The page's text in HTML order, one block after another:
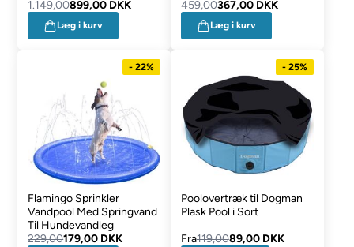
1.149,00899,00 DKK
Læg i kurv
459,00367,00 DKK
Læg i kurv
- 22%
Flamingo Sprinkler
Vandpool Med Springvand
Til Hundevandleg
229,00179,00 DKK
- 25%
Poolovertræk til Dogman
Plask Pool i Sort
Fra119,0089,00 DKK